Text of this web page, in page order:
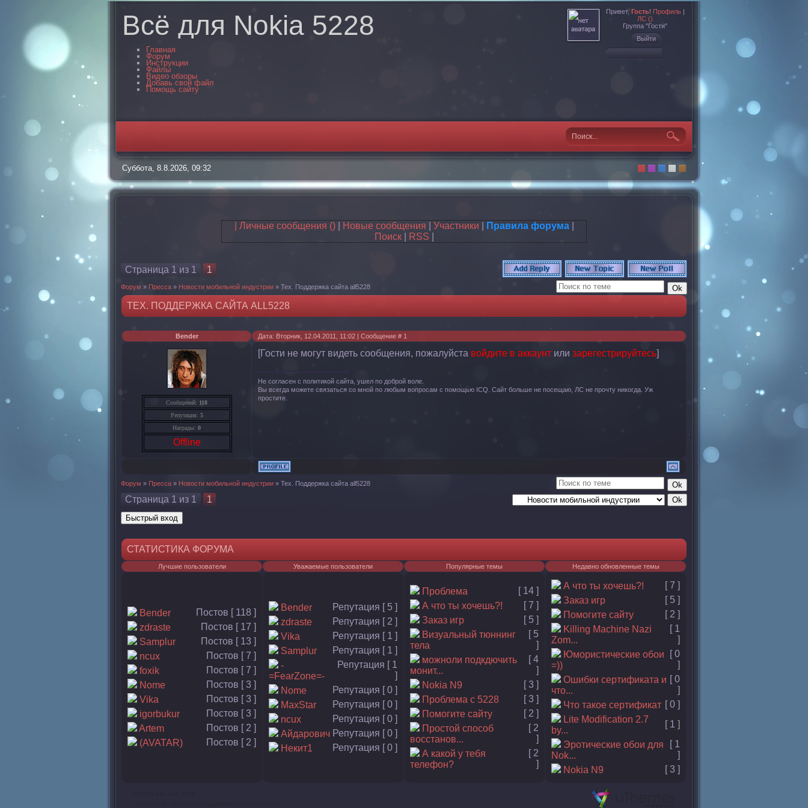
Всё для Nokia 5228
Главная
Форум
Инструкции
Файлы
Видео обзоры
Добавь свой файл
Помощь сайту
Привет, Гость! Профиль|
ЛС ()
Группа "Гости"
Выйти
Суббота, 8.8.2026, 09:32
| Личные сообщения ()| Новые сообщения Участники Правила форума|
Поиск| RSS
Страница 1 из 1 1
Форум » Пресса » Новости мобильной индустрии » Тех. Поддержка сайта all5228
ТЕХ. ПОДДЕРЖКА САЙТА ALL5228
Bender Дата: Вторник, 12.04.2011, 11:02 | Сообщение # 1
Сообщений: 118
Репутация: 5
Награды: 0
Offline
[Гости не могут видеть сообщения, пожалуйста войдите в аккаунт или зарегестрируйтесь]
Не согласен с политикой сайта, ушел по доброй воле.
Вы всегда можете связаться со мной по любым вопросам с помощью ICQ. Сайт больше не посещаю, ЛС не прочту никогда. Уж
простите.
Форум » Пресса » Новости мобильной индустрии » Тех. Поддержка сайта all5228
Страница 1 из 1 1
СТАТИСТИКА ФОРУМА
Лучшие пользователи Уважаемые пользователи Популярные темы Недавно обновленные темы
Bender
Постов [ 118 ]
zdraste
Постов [ 17 ]
Samplur
Постов [ 13 ]
ncux
Постов [ 7 ]
foxik
Постов [ 7 ]
Nome
Постов [ 3 ]
Vika
Постов [ 3 ]
igorbukur
Постов [ 3 ]
Artem
Постов [ 2 ]
(AVATAR)
Постов [ 2 ]
Bender
Репутация [ 5 ]
zdraste
Репутация [ 2 ]
Vika
Репутация [ 1 ]
Samplur
Репутация [ 1 ]
-
=FearZone=-
Репутация [ 1
]
Nome
Репутация [ 0 ]
MaxStar
Репутация [ 0 ]
ncux
Репутация [ 0 ]
Айдарович Репутация [ 0 ]
Некит1
Репутация [ 0 ]
Проблема
[ 14 ]
А что ты хочешь?!
[ 7 ]
Заказ игр
[ 5 ]
Визуальный тюннинг
тела
[ 5
]
можноли подкдючить
монит...
[ 4
]
Nokia N9
[ 3 ]
Проблема с 5228
[ 3 ]
Помогите сайту
[ 2 ]
Простой способ
восстанов...
[ 2
]
А какой у тебя
телефон?
[ 2
]
А что ты хочешь?!
[ 7 ]
Заказ игр
[ 5 ]
Помогите сайту
[ 2 ]
Killing Machine Nazi
Zom...
[ 1
]
Юмористические обои
=))
[ 0
]
Ошибки сертификата и
что...
[ 0
]
Что такое сертификат [ 0 ]
Lite Modification 2.7
by...
[ 1 ]
Эротические обои для
Nok...
[ 1
]
Nokia N9
[ 3 ]